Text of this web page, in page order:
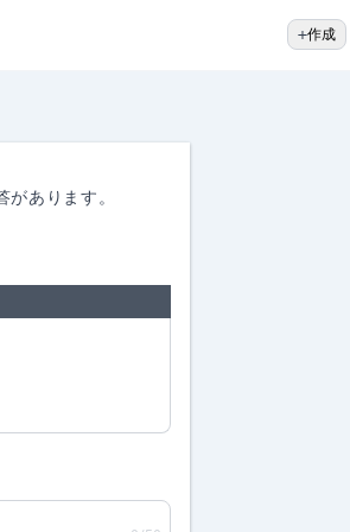
作成
あります。